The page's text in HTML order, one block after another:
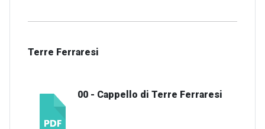
Terre Ferraresi
00 - Cappello di Terre Ferraresi